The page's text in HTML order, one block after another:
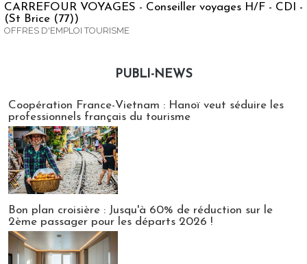
CARREFOUR VOYAGES - Conseiller voyages H/F - CDI -
(St Brice (77))
OFFRES D'EMPLOI TOURISME
PUBLI-NEWS
Coopération France-Vietnam : Hanoï veut séduire les
professionnels français du tourisme
Bon plan croisière : Jusqu'à 60% de réduction sur le
2ème passager pour les départs 2026 !